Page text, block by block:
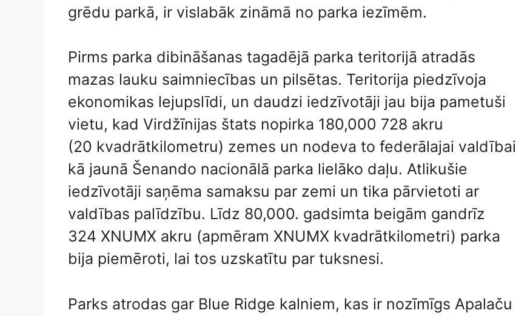
grēdu parkā, ir vislabāk zināmā no parka iezīmēm.
Pirms parka dibināšanas tagadējā parka teritorijā atradās
mazas lauku saimniecības un pilsētas. Teritorija piedzīvoja
ekonomikas lejupslīdi, un daudzi iedzīvotāji jau bija pametuši
vietu, kad Virdžīnijas štats nopirka 180,000 728 akru
(20 kvadrātkilometru) zemes un nodeva to federālajai valdībai
kā jaunā Šenando nacionālā parka lielāko daļu. Atlikušie
iedzīvotāji saņēma samaksu par zemi un tika pārvietoti ar
valdības palīdzību. Līdz 80,000. gadsimta beigām gandrīz
324 XNUMX akru (apmēram XNUMX kvadrātkilometri) parka
bija piemēroti, lai tos uzskatītu par tuksnesi.
Parks atrodas gar Blue Ridge kalniem, kas ir nozīmīgs Apalaču